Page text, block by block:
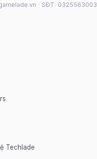
· SĐT: 0325563003
Techlade